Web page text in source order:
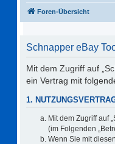
Foren-Übersicht
Schnapper eBay
Mit dem Zugriff auf
ein Vertrag mit
1.
Mit dem Zugriff auf
(im Folgenden
Wenn Sie mit